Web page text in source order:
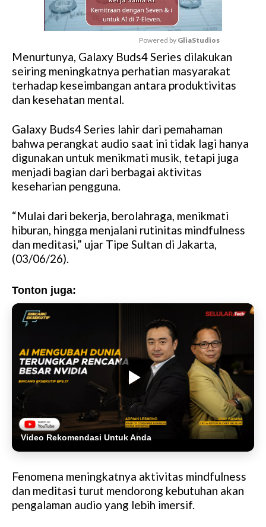
M
u
t
Powered by GliaStudios
Menurtunya, Galaxy Buds4 Series dilakukan
seiring meningkatnya perhatian masyarakat
terhadap keseimbangan antara produktivitas
dan kesehatan mental.
Galaxy Buds4 Series lahir dari pemahaman
bahwa perangkat audio saat ini tidak lagi hanya
digunakan untuk menikmati musik, tetapi juga
menjadi bagian dari berbagai aktivitas
keseharian pengguna.
“Mulai dari bekerja, berolahraga, menikmati
hiburan, hingga menjalani rutinitas mindfulness
dan meditasi,” ujar Tipe Sultan di Jakarta,
(03/06/26).
Tonton juga:
Video Rekomendasi Untuk Anda
Fenomena meningkatnya aktivitas mindfulness
dan meditasi turut mendorong kebutuhan akan
pengalaman audio yang lebih imersif.